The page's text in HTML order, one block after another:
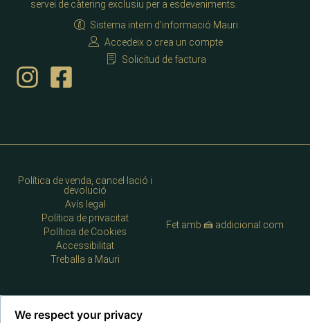
servei de càtering exclusiu per a esdeveniments.
Sistema intern d'informació Mauri
Accedeix o crea un compte
Solicitud de factura
Política de venda, cancel·lació i
devolució
Avís legal
Política de privacitat
Política de Cookies
Accessibilitat
Treballa a Mauri
Fet amb 🍰 addicional.com
We respect your privacy